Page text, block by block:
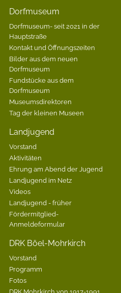
Dorfmuseum
Dorfmuseum- seit 2021 in der
Hauptstraße
Kontakt und Öffnungszeiten
Bilder aus dem neuen
Dorfmuseum
Fundstücke aus dem
Dorfmuseum
Museumsdirektoren
Tag der kleinen Museen
Landjugend
Vorstand
Aktivitäten
Ehrung am Abend der Jugend
Landjugend im Netz
Videos
Landjugend - früher
Fördermitglied-
Anmeldeformular
DRK Böel-Mohrkirch
Vorstand
Programm
Fotos